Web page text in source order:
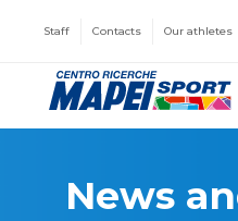
Staff Contacts Our athletes
News